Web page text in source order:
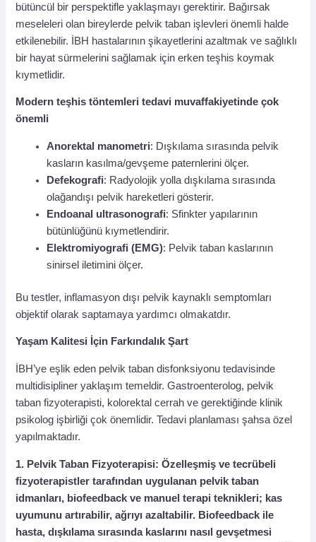
bütüncül bir perspektifle yaklaşmayı gerektirir. Bağırsak
meseleleri olan bireylerde pelvik taban işlevleri önemli halde
etkilenebilir. İBH hastalarının şikayetlerini azaltmak ve sağlıklı
bir hayat sürmelerini sağlamak için erken teşhis koymak
kıymetlidir.
Modern teşhis töntemleri tedavi muvaffakiyetinde çok
önemli
Anorektal manometri: Dışkılama sırasında pelvik
kasların kasılma/gevşeme paternlerini ölçer.
Defekografi: Radyolojik yolla dışkılama sırasında
olağandışı pelvik hareketleri gösterir.
Endoanal ultrasonografi: Sfinkter yapılarının
bütünlüğünü kıymetlendirir.
Elektromiyografi (EMG): Pelvik taban kaslarının
sinirsel iletimini ölçer.
Bu testler, inflamasyon dışı pelvik kaynaklı semptomları
objektif olarak saptamaya yardımcı olmakatdır.
Yaşam Kalitesi İçin Farkındalık Şart
İBH’ye eşlik eden pelvik taban disfonksiyonu tedavisinde
multidisipliner yaklaşım temeldir. Gastroenterolog, pelvik
taban fizyoterapisti, kolorektal cerrah ve gerektiğinde klinik
psikolog işbirliği çok önemlidir. Tedavi planlaması şahsa özel
yapılmaktadır.
1. Pelvik Taban Fizyoterapisi:Özelleşmiş ve tecrübeli
fizyoterapistler tarafından uygulanan pelvik taban
idmanları, biofeedback ve manuel terapi teknikleri; kas
uyumunu artırabilir, ağrıyı azaltabilir. Biofeedback ile
hasta, dışkılama sırasında kaslarını nasıl gevşetmesi